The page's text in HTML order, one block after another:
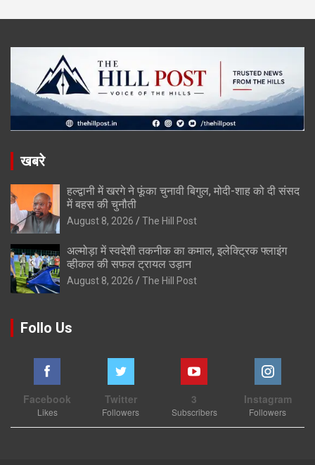
खबरे
हल्द्वानी में खरगे ने फूंका चुनावी बिगुल, मोदी-शाह को दी संसद
में बहस की चुनौती
August 8, 2026 The Hill Post
अल्मोड़ा में स्वदेशी तकनीक का कमाल, इलेक्ट्रिक फ्लाइंग
व्हीकल की सफल ट्रायल उड़ान
August 8, 2026 The Hill Post
Follo Us
Facebook
Likes
Twitter
Followers
3
Subscribers
Instagram
Followers